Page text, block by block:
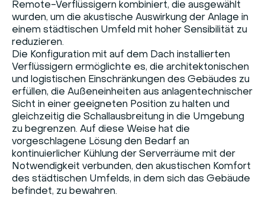
Remote-Verflüssigern kombiniert, die ausgewählt
wurden, um die akustische Auswirkung der Anlage in
einem städtischen Umfeld mit hoher Sensibilität zu
reduzieren.
Die Konfiguration mit auf dem Dach installierten
Verflüssigern ermöglichte es, die architektonischen
und logistischen Einschränkungen des Gebäudes zu
erfüllen, die Außeneinheiten aus anlagentechnischer
Sicht in einer geeigneten Position zu halten und
gleichzeitig die Schallausbreitung in die Umgebung
zu begrenzen. Auf diese Weise hat die
vorgeschlagene Lösung den Bedarf an
kontinuierlicher Kühlung der Serverräume mit der
Notwendigkeit verbunden, den akustischen Komfort
des städtischen Umfelds, in dem sich das Gebäude
befindet, zu bewahren.